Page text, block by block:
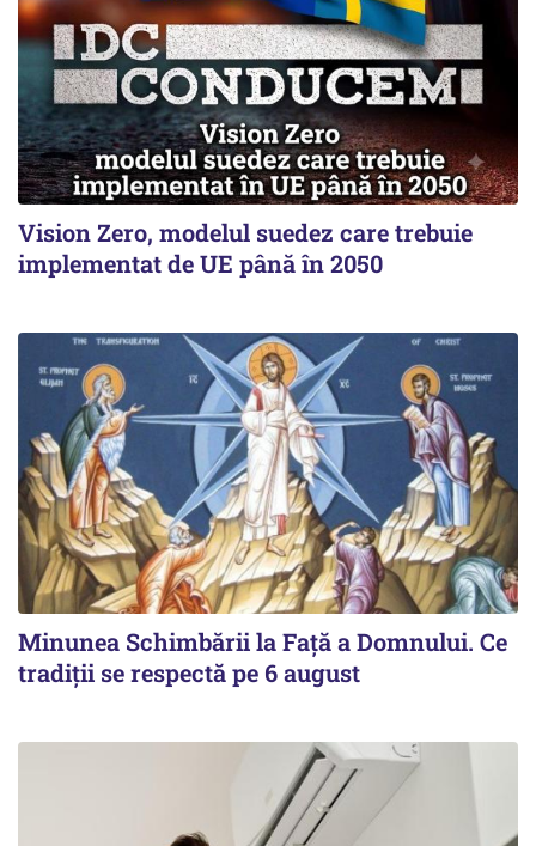
Vision Zero, modelul suedez care trebuie
implementat de UE până în 2050
Minunea Schimbării la Față a Domnului. Ce
tradiții se respectă pe 6 august